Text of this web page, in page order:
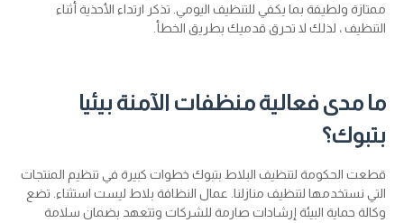
ممتازة ولطيفة بما يكفي للتنظيف اليومي. تذكر ارتداء الأحذية أثناء
التنظيف ، لذلك لا تحرق قدميك بطريق الخطأ.
ما مدى فعالية منظفات الآمنة بيئيا
بتبوك؟
قطعت الحكومة لتنظيف البلاط بتبوك خطوات كبيرة في تنظيم المنتجات
التي نستخدمها لتنظيف منازلنا. عمال النظافة بلاط ليست استثناء. تضع
وكالة حماية البيئة إرشادات صارمة للشركات وتتعهد بضمان سلامة